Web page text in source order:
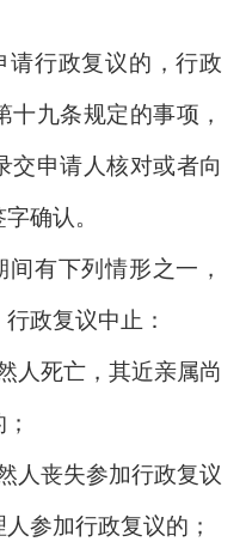
请行政复议的，行政
九条规定的事项，
交申请人核对或者向
确认。
有下列情形之一，
政复议中止：
人死亡，其近亲属尚
人丧失参加行政复议
参加行政复议的；